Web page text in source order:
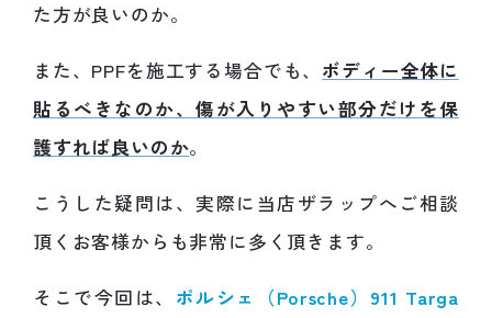
た方が良いのか。
また、PPFを施工する場合でも、 ボディー全体に
貼るべきなのか、傷が入りやすい部分だけを保
護すれば良いのか。
こうした疑問は、実際に当店ザラップへご相談
頂くお客様からも非常に多く頂きます。
そこで今回は、 ポルシェ（Porsche）911 Targa